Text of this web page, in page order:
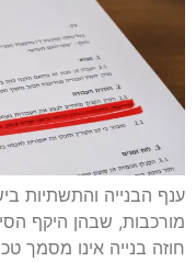
ענף הבנייה והתשתיות
מורכבות, שבהן היקף
חוזה בנייה אינו מסמך